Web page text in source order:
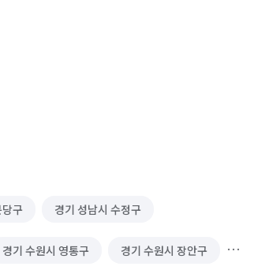
구 경기 성남시 수정구
경기 수원시 영통구 경기 수원시 장안구